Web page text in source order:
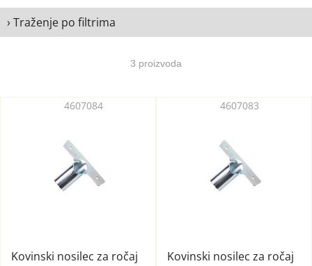
› Traženje po filtrima
3 proizvoda
Kovinski nosilec za ročaj
4607084
Kovinski nosilec za ročaj
4607083